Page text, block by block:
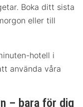
Boka ditt sista
eller till
hotell i
använda våra
– bara för dig